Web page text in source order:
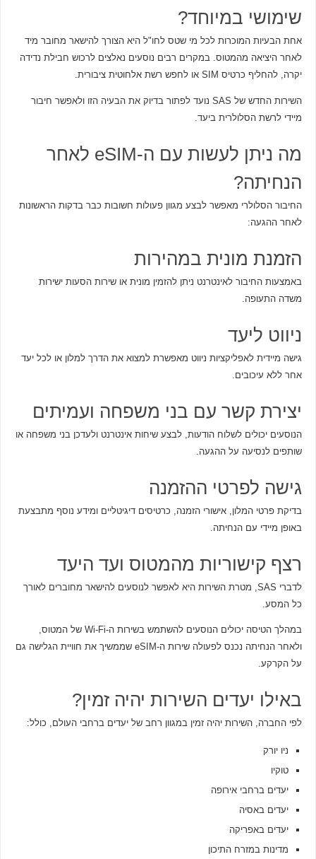
שימושי במיוחד?
אחת הבעיות המוכרות לכל מי שטס לחו"ל היא הצורך להישאר מחובר מיד
לאחר היציאה מהמטוס. במקרים רבים נוסעים נאלצים לרכוש חבילת נדידה
יקרה, להחליף כרטיס SIM או לחפש רשת אלחוטית ציבורית.
השירות החדש של SAS נועד לפתור בדיוק את הבעיה הזו ולאפשר חיבור
מיידי לרשת הסלולרית ביעד.
מה ניתן לעשות עם ה-eSIM לאחר
הנחיתה?
החיבור הסלולרי מאפשר לבצע מגוון פעולות חשובות כבר בדקות הראשונות
לאחר ההגעה:
הזמנת מונית במהירות
באמצעות החיבור לאינטרנט ניתן להזמין מונית או שירות הסעות ישירות
משדה התעופה.
ניווט ליעד
גישה מיידית לאפליקציות ניווט מאפשרת למצוא את הדרך למלון או לכל יעד
אחר ללא עיכובים.
יצירת קשר עם בני משפחה ועמיתים
הנוסעים יכולים לשלוח הודעות, לבצע שיחות אינטרנט ולעדכן בני משפחה או
שותפים לנסיעה על ההגעה.
גישה לפרטי ההזמנה
בדיקת פרטי המלון, אישורי הזמנה, כרטיסים דיגיטליים ומידע נוסף מתבצעת
באופן מיידי עם הנחיתה.
רצף קישוריות מהמטוס ועד היעד
לדברי SAS, מטרת השירות היא לאפשר לנוסעים להישאר מחוברים לאורך
כל המסע.
במהלך הטיסה יכולים הנוסעים להשתמש בשירות ה-Wi-Fi של המטוס,
ולאחר הנחיתה נכנס לפעולה שירות ה-eSIM שממשיך את חוויית הגלישה גם
על הקרקע.
באילו יעדים השירות יהיה זמין?
לפי החברה, השירות יהיה זמין במגוון רחב של יעדים ברחבי העולם, כולל:
ניו יורק
טוקיו
יעדים ברחבי אירופה
יעדים באסיה
יעדים באפריקה
מדינות במזרח התיכון